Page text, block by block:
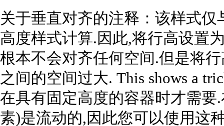
关于垂直对齐的注释：该样式仅
高度样式计算.因此,将行高设置
根本不会对齐任何空间.但是将
之间的空间过大. This shows a
在具有固定高度的容器时才需
素)是流动的,因此您可以使用这